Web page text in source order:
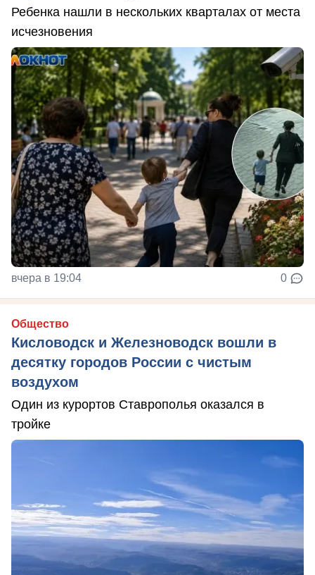
Ребенка нашли в нескольких кварталах от места
исчезновения
вчера в 19:04 0
Общество
Кисловодск и Железноводск вошли в
десятку городов России с чистым
воздухом
Один из курортов Ставрополья оказался в
тройке